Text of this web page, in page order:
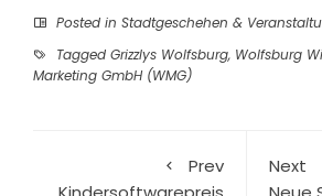
Posted in Stadtgeschehen &
Tagged Grizzlys Wolfsburg, Wolfsburg
Marketing GmbH (WMG)
Prev
Next